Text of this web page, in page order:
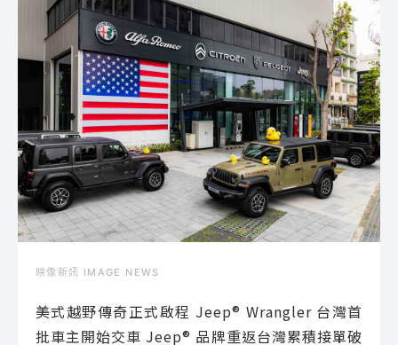
映像新訊 IMAGE NEWS
美式越野傳奇正式啟程 Jeep® Wrangler 台灣首
批車主開始交車 Jeep® 品牌重返台灣累積接單破